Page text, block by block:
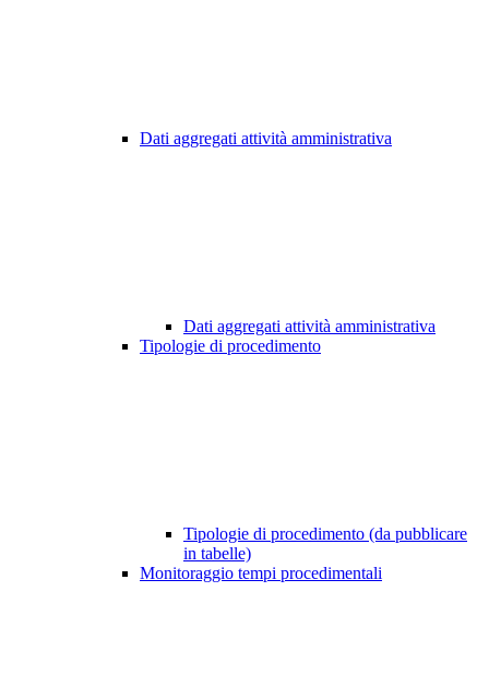
Dati aggregati attività amministrativa
Dati aggregati attività amministrativa
Tipologie di procedimento
Tipologie di procedimento (da pubblicare
in tabelle)
Monitoraggio tempi procedimentali